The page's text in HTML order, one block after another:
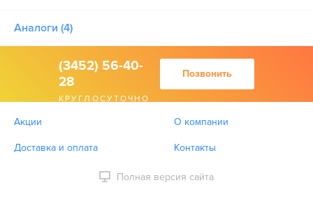
Аналоги (4)
(3452) 56-40-
28
КРУГЛОСУТОЧНО
Позвонить
Акции О компании
Доставка и оплата Контакты
Полная версия сайта